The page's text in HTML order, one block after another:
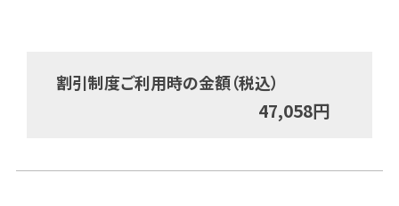
割引制度ご利用時の金額（税込）
47,058円